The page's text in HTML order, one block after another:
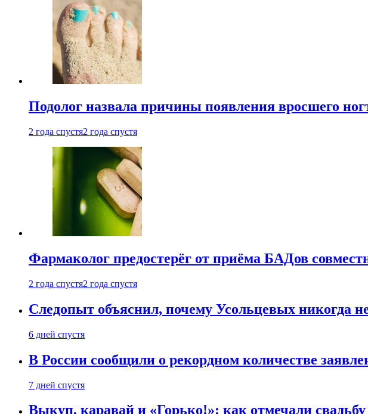
Подолог назвала причины появления вросшего
2 года спустя2 года спустя
Фармаколог предостерёг от приёма БАДов
2 года спустя2 года спустя
Следопыт объяснил, почему Усольцевых никогда
6 дней спустя
В России сообщили о рекордном количестве
7 дней спустя
Выкуп, каравай и «Горько!»: как отмечали